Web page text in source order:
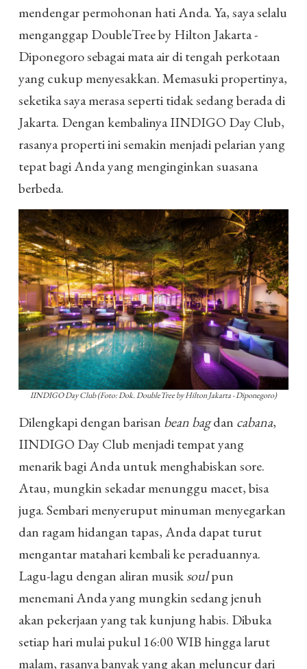
mendengar permohonan hati Anda. Ya, saya selalu
menganggap DoubleTree by Hilton Jakarta -
Diponegoro sebagai mata air di tengah perkotaan
yang cukup menyesakkan. Memasuki propertinya,
seketika saya merasa seperti tidak sedang berada di
Jakarta. Dengan kembalinya IINDIGO Day Club,
rasanya properti ini semakin menjadi pelarian yang
tepat bagi Anda yang menginginkan suasana
berbeda.
IINDIGO Day Club (Foto: Dok. DoubleTree by Hilton Jakarta - Diponegoro)
Dilengkapi dengan barisan bean bagdan cabana,
IINDIGO Day Club menjadi tempat yang
menarik bagi Anda untuk menghabiskan sore.
Atau, mungkin sekadar menunggu macet, bisa
juga. Sembari menyeruput minuman menyegarkan
dan ragam hidangan tapas, Anda dapat turut
mengantar matahari kembali ke peraduannya.
Lagu-lagu dengan aliran musiksoulpun
menemani Anda yang mungkin sedang jenuh
akan pekerjaan yang tak kunjung habis. Dibuka
setiap hari mulai pukul 16:00 WIB hingga larut
malam, rasanya banyak yang akan meluncur dari